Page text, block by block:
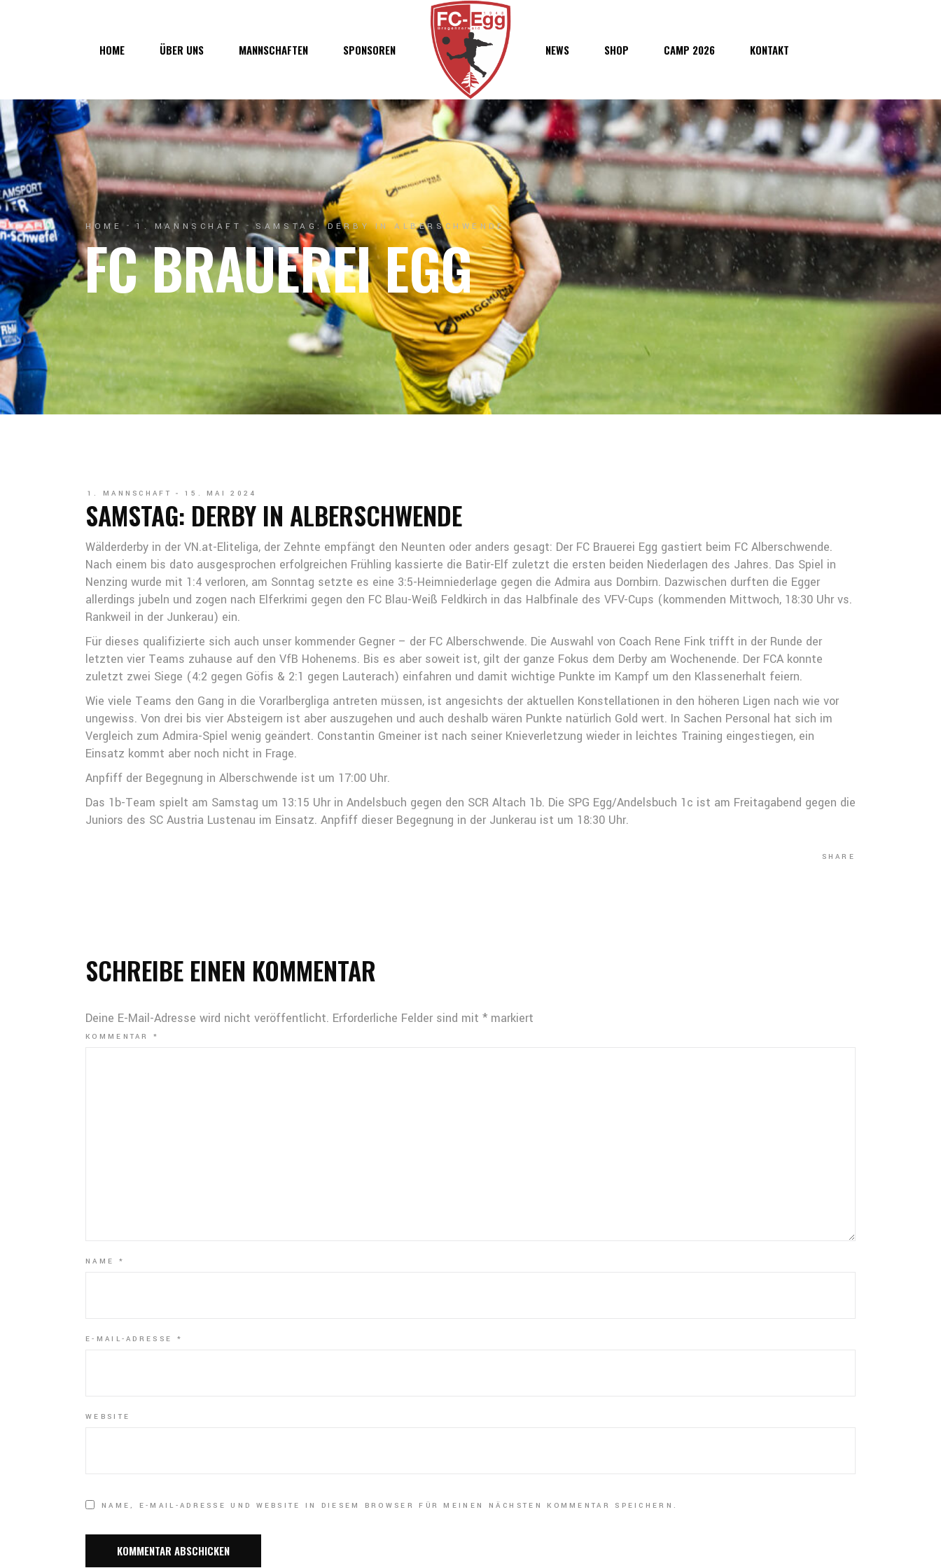
HOME ÜBER UNS
Über uns
Vorstand
Geschichte
Junkerau
MANNSCHAFTEN
1. Mannschaft
1b-Mannschaft
Nachwuchs
SPONSOREN NEWS SHOP CAMP 2026 KONTAKT
Junkerau
HOME 1. MANNSCHAFT SAMSTAG: DERBY IN ALBERSCHWENDE
FC BRAUEREI EGG
1. MANNSCHAFT 15. MAI 2024
SAMSTAG: DERBY IN ALBERSCHWENDE
Wälderderby in der VN.at-Eliteliga, der Zehnte empfängt den Neunten oder anders gesagt: Der FC Brauerei Egg gastiert beim FC Alberschwende.
Nach einem bis dato ausgesprochen erfolgreichen Frühling kassierte die Batir-Elf zuletzt die ersten beiden Niederlagen des Jahres. Das Spiel in
Nenzing wurde mit 1:4 verloren, am Sonntag setzte es eine 3:5-Heimniederlage gegen die Admira aus Dornbirn. Dazwischen durften die Egger
allerdings jubeln und zogen nach Elferkrimi gegen den FC Blau-Weiß Feldkirch in das Halbfinale des VFV-Cups (kommenden Mittwoch, 18:30 Uhr vs.
Rankweil in der Junkerau) ein.
Für dieses qualifizierte sich auch unser kommender Gegner – der FC Alberschwende. Die Auswahl von Coach Rene Fink trifft in der Runde der
letzten vier Teams zuhause auf den VfB Hohenems. Bis es aber soweit ist, gilt der ganze Fokus dem Derby am Wochenende. Der FCA konnte
zuletzt zwei Siege (4:2 gegen Göfis & 2:1 gegen Lauterach) einfahren und damit wichtige Punkte im Kampf um den Klassenerhalt feiern.
Wie viele Teams den Gang in die Vorarlbergliga antreten müssen, ist angesichts der aktuellen Konstellationen in den höheren Ligen nach wie vor
ungewiss. Von drei bis vier Absteigern ist aber auszugehen und auch deshalb wären Punkte natürlich Gold wert. In Sachen Personal hat sich im
Vergleich zum Admira-Spiel wenig geändert. Constantin Gmeiner ist nach seiner Knieverletzung wieder in leichtes Training eingestiegen, ein
Einsatz kommt aber noch nicht in Frage.
Anpfiff der Begegnung in Alberschwende ist um 17:00 Uhr.
Das 1b-Team spielt am Samstag um 13:15 Uhr in Andelsbuch gegen den SCR Altach 1b. Die SPG Egg/Andelsbuch 1c ist am Freitagabend gegen die
Juniors des SC Austria Lustenau im Einsatz. Anpfiff dieser Begegnung in der Junkerau ist um 18:30 Uhr.
SHARE
SCHREIBE EINEN KOMMENTAR
Deine E-Mail-Adresse wird nicht veröffentlicht. Erforderliche Felder sind mit * markiert
KOMMENTAR*
NAME *
E-MAIL-ADRESSE *
WEBSITE
NAME, E-MAIL-ADRESSE UND WEBSITE IN DIESEM BROWSER FÜR MEINEN NÄCHSTEN KOMMENTAR SPEICHERN.